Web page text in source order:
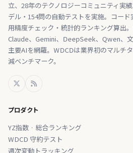
立、28年のテクノロジーコミュニティ実
デル・154問の自動テストを実施。コード
用精度チェック・統計的ランキング算出。
Claude、Gemini、DeepSeek、Qwen、
主要AIを網羅。WDCDは業界初のマルチ
減ベンチマーク。
プロダクト
YZ指数 · 総合ランキング
WDCD 守約テスト
週次変動トラッキング